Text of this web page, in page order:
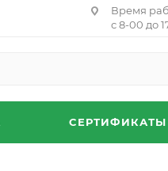
Время
с 8-00 до
СЕРТИФИКАТЫ